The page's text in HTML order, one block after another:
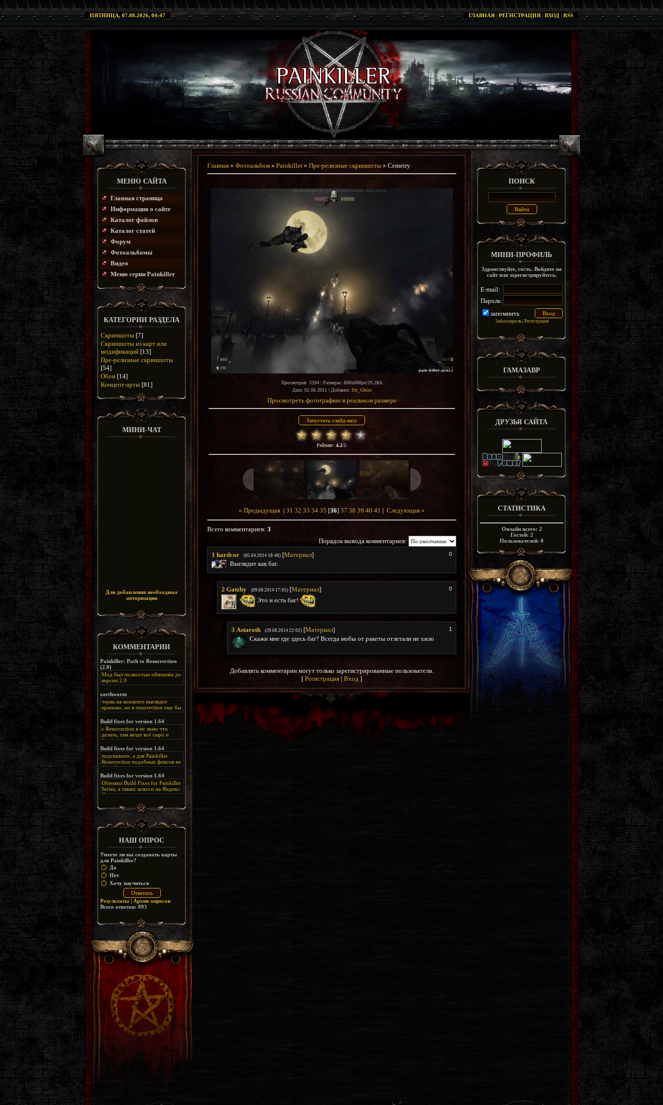
ПЯТНИЦА, 07.08.2026, 04:47 ГЛАВНАЯ | РЕГИСТРАЦИЯ | ВХОД | RSS
МЕНЮ САЙТА
Главная страница
Информация о сайте
Каталог файлов
Каталог статей
Форум
Фотоальбомы
Видео
Меню серии Painkiller
КАТЕГОРИИ РАЗДЕЛА
Скриншоты [7]
Скриншоты из карт или
модификаций [13]
Пре-релизные скриншоты
[54]
Обои [14]
Концепт-арты [81]
МИНИ-ЧАТ
Для добавления необходима
авторизация
КОММЕНТАРИИ
Painkiller: Path to Resurrection
(2.0)
Мод был полностью обновлён до
версии 2.0
Альтернативная
ссылка:
FzzDkRlC8Q
earthworm
червь на концепте выглядит
крипово, но в resurrection ему бы
нашлось место, особенно в
каких-нибудь подземных
катакомбах. жаль, что половину
задумок там вырезали, зато и
рпгшности меньше. build fixes
спасибо что перезалили на
яндекс. а вот в комментах на
сайте у меня пару раз вылезала
левая вставка
https://uzbekmelbet.com/ru/
дико отвлекает от обсуждения
скринов.
Build fixes for version 1.64
с Resurrection я не знаю что
делать, там везде всё сыро и
баговано, от чего и заниматься
этим не хочется, тут либо играть
как есть или искать патчи для
этого дополнения на moddb,
либо же на крайняк играть мод
Resurrection, но настолько что не
особо уже и узнаётся
Build fixes for version 1.64
подскажите, а для Painkiller
Resurrection подобных фиксов не
будет?
Build fixes for version 1.64
Обновил Build Fixes for Painkiller
Series, а также залил и на Яндекс-
Диск
https://disk.yandex.ru/d/_zvZekuO5FTd3Q
НАШ ОПРОС
Умеете ли вы создавать карты
для Painkiller?
Да
Нет
Хочу научиться
Результаты | Архив опросов
Всего ответов: 893
Главная » Фотоальбом » Painkiller» Пре-релизные скриншоты » Cemetry
Просмотров: 5204 | Размеры: 800x600px/29.2Kb
Дата: 02.06.2011 | Добавил: Str_Ghost
Просмотреть фотографию в реальном размере
Рейтинг: 4.2/5
« Предыдущая | 31 32 33 34 35 [36] 37 38 39 40 41 | Следующая »
Всего комментариев: 3
Порядок вывода комментариев:
0
1 hardcor (05.04.2014 18:48) [Материал]
Выглядит как баг.
0
2 Gatzby (09.08.2014 17:05) [Материал]
Это и есть баг!
1
3 Astaroth (29.08.2014 22:02) [Материал]
Скажи мне где здесь баг? Всегда мобы от ракеты отлетали не хило
Добавлять комментарии могут только зарегистрированные пользователи.
[ Регистрация | Вход ]
ПОИСК
МИНИ-ПРОФИЛЬ
Здравствуйте, гость. Войдите на
сайт или зарегистрируйтесь.
E-mail:
Пароль:
запомнить
Забыл пароль| Регистрация
ГАМАЗАВР
ДРУЗЬЯ САЙТА
СТАТИСТИКА
Онлайн всего: 2
Гостей: 2
Пользователей: 0